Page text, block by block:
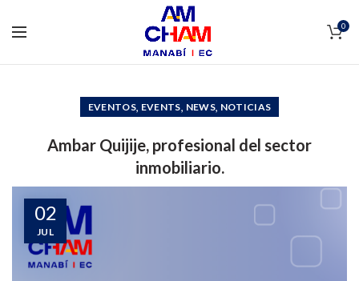
0
EVENTOS, EVENTS, NEWS, NOTICIAS
Ambar Quijije, profesional del sector
inmobiliario.
02
JUL